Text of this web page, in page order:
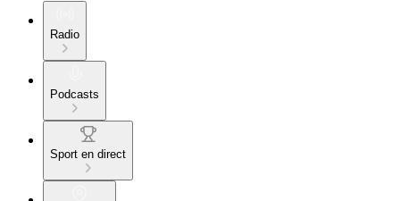
Radio
Podcasts
Sport en direct